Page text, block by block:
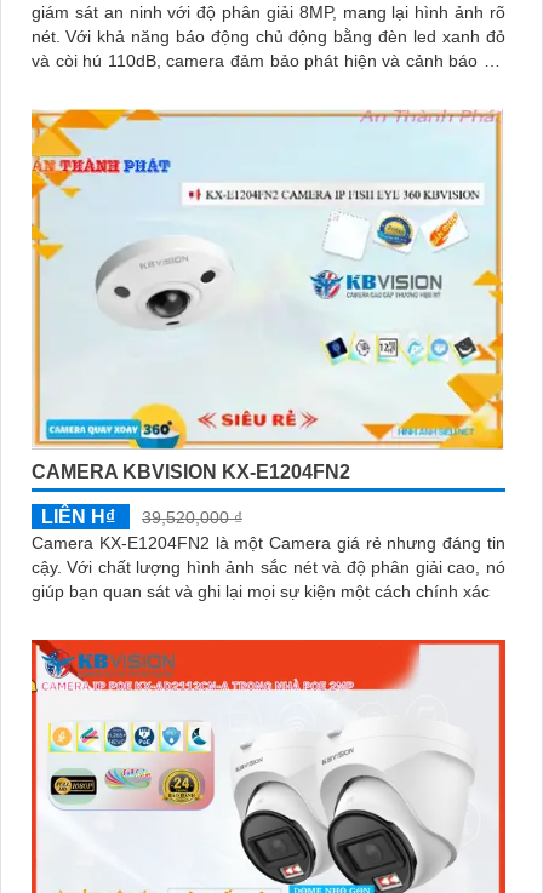
giám sát an ninh với độ phân giải 8MP, mang lại hình ảnh rõ
nét. Với khả năng báo động chủ động bằng đèn led xanh đỏ
và còi hú 110dB, camera đảm bảo phát hiện và cảnh báo khi
CAiF8003UN-TiF-A tích hợp chức năng cao cấp Thu Âm Và
Loa rõ ràng để mang lại trải nghiệm hình ảnh và âm thanh tốt
nhất
CAMERA KBVISION KX-E1204FN2
LIÊN H₫
39,520,000 ₫
Camera KX-E1204FN2 là một Camera giá rẻ nhưng đáng tin
cậy. Với chất lượng hình ảnh sắc nét và độ phân giải cao, nó
giúp bạn quan sát và ghi lại mọi sự kiện một cách chính xác